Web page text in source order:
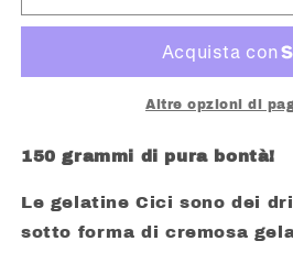
BEVANDA
GUSTO
BEVANDA
GELATINA
GUSTO
FRAGOLA
Altre opzioni di
150 grammi di pura bontà!
Le gelatine Cici sono dei
sotto forma di cremosa